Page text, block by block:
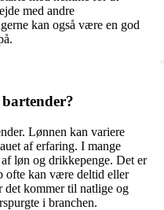
med andre
kan også være en god
Lønnen kan variere
af erfaring. I mange
løn og drikkepenge. Det er
ofte kan være deltid eller
det kommer til natlige og
i branchen.